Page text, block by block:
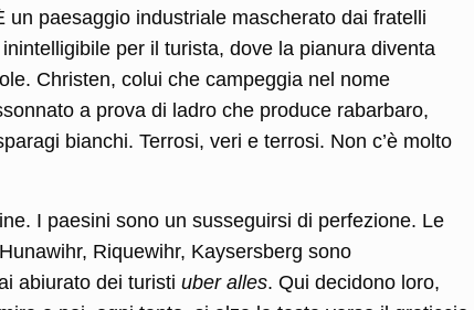
paesaggio industriale mascherato dai fratelli
per il turista, dove la pianura diventa
Christen, colui che campeggia nel nome
a prova di ladro che produce rabarbaro,
bianchi. Terrosi, veri e terrosi. Non c’è molto
I paesini sono un susseguirsi di perfezione. Le
Riquewihr, Kaysersberg sono
abiurato dei turisti uber alles. Qui decidono loro,